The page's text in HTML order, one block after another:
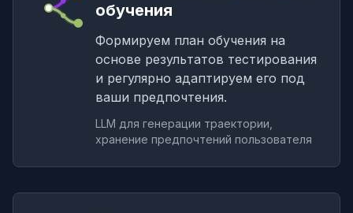
обучения
Формируем план обучения на
основе результатов тестирования
и регулярно адаптируем его под
ваши предпочтения.
LLM для генерации траектории,
хранение предпочтений пользователя